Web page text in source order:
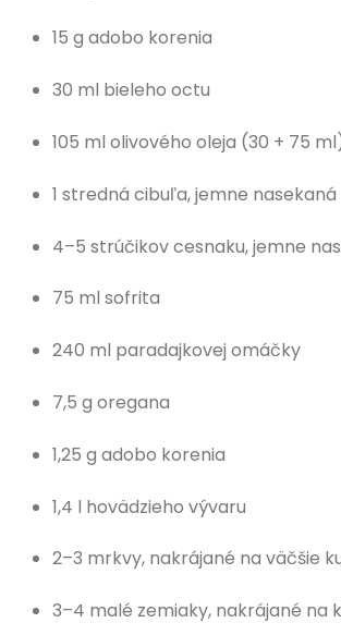
15 g adobo korenia
30 ml bieleho octu
105 ml olivového oleja (30 + 75
1 stredná cibuľa, jemne nasekaná
4–5 strúčikov cesnaku, jemne
75 ml sofrita
240 ml paradajkovej omáčky
7,5 g oregana
1,25 g adobo korenia
1,4 l hovädzieho vývaru
2–3 mrkvy, nakrájané na väčšie
3–4 malé zemiaky, nakrájané na